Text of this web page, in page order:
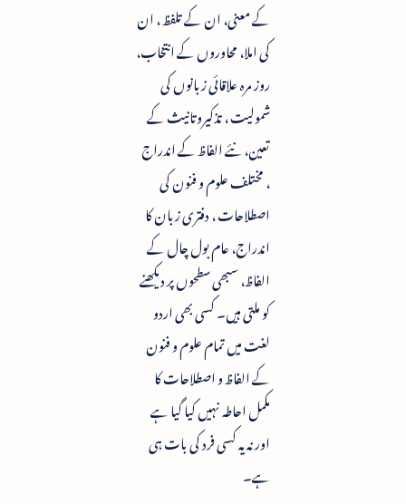
کے معنی، ان کے تلفظ ، ان
کی املا، محاوروں کے انتخاب،
روز مرہ علاقائی زبانوں کی
شمولیت ، تذکیروتانیث کے
تعین، نئے الفاظ کے اندراج
، مختلف علوم و فنون کی
اصطلاحات ، دفتری زبان کا
اندراج، عام بول چال کے
الفاظ، سبھی سطحوں پر دیکھنے
کو ملتی ہیں۔ کسی بھی اردو
لغت میں تمام علوم و فنون
کے الفاظ و اصطلاحات کا
مکمل احاطہ نہیں کیا گیا ہے
اور نہ یہ کسی فرد کی بات ہی
ہے۔